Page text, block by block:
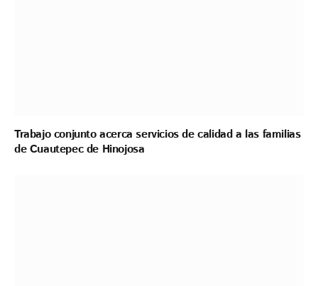
Trabajo conjunto acerca servicios de calidad a las familias
de Cuautepec de Hinojosa